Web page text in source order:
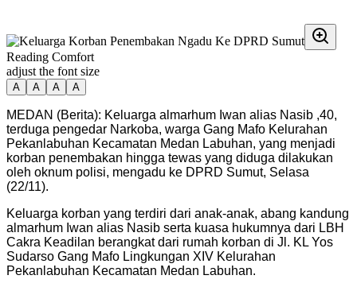
Reading Comfort
adjust the font size
A A A A
MEDAN (Berita): Keluarga almarhum Iwan alias Nasib ,40,
terduga pengedar Narkoba, warga Gang Mafo Kelurahan
Pekanlabuhan Kecamatan Medan Labuhan, yang menjadi
korban penembakan hingga tewas yang diduga dilakukan
oleh oknum polisi, mengadu ke DPRD Sumut, Selasa
(22/11).
Keluarga korban yang terdiri dari anak-anak, abang kandung
almarhum Iwan alias Nasib serta kuasa hukumnya dari LBH
Cakra Keadilan berangkat dari rumah korban di Jl. KL Yos
Sudarso Gang Mafo Lingkungan XIV Kelurahan
Pekanlabuhan Kecamatan Medan Labuhan.